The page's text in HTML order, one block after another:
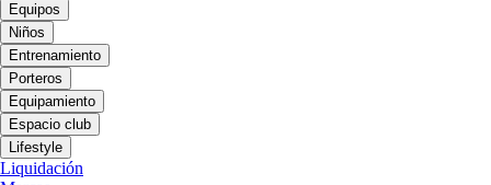
Equipos
Niños
Entrenamiento
Porteros
Equipamiento
Espacio club
Lifestyle
Liquidación